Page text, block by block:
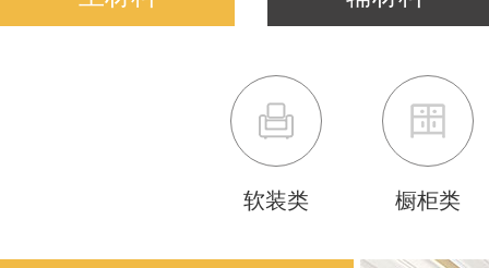
软装类 橱柜类